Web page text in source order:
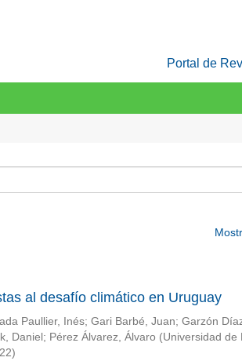
Portal de
al desafío climático en Uruguay
Paullier, Inés; Gari Barbé, Juan; Garzón
Daniel ; Pérez Álvarez, Álvaro (Universidad de
)